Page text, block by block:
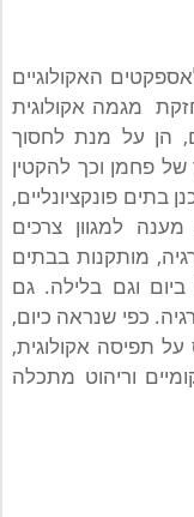
האקולוגיים
מגמה אקולוגית
הן על מנת לחסוך
של פחמן וכך להקטין
פונקציונליים,
למגוון צרכים
מותקנות בבתים
וגם בלילה. גם
כפי שנראה כיום,
תפיסה אקולוגית,
וריהוט מתכלה